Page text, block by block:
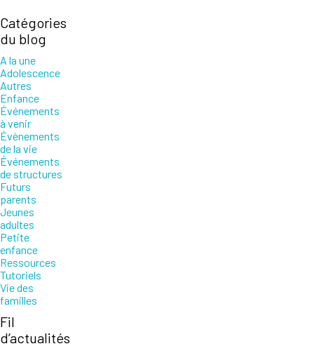
Catégories
du blog
A la une
Adolescence
Autres
Enfance
Événements
à venir
Évènements
de la vie
Événements
de structures
Futurs
parents
Jeunes
adultes
Petite
enfance
Ressources
Tutoriels
Vie des
familles
Fil
d’actualités